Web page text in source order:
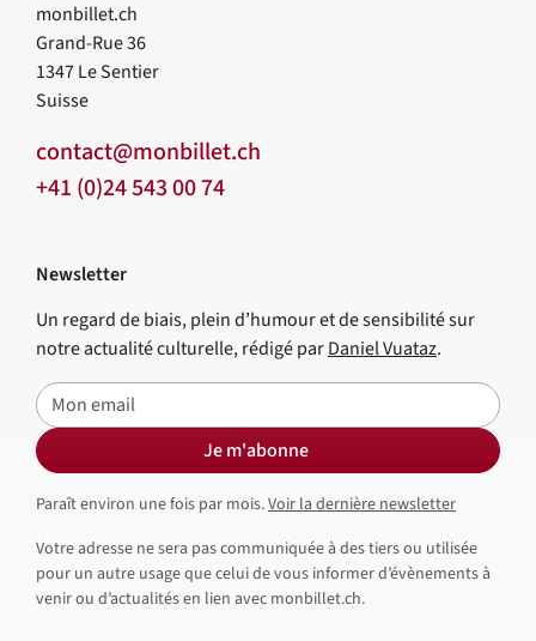
monbillet.ch
Grand-Rue 36
1347Le Sentier
Suisse
contact@monbillet.ch
+41 (0)24 543 00 74
Newsletter
Un regard de biais, plein d’humour et de sensibilité sur
notre actualité culturelle, rédigé parDaniel Vuataz.
E-mail
Je m'abonne
Paraît environ une fois par mois.Voir la dernière newsletter
Votre adresse ne sera pas communiquée à des tiers ou utilisée
pour un autre usage que celui de vous informer d’évènements à
venir ou d’actualités en lien avec monbillet.ch.